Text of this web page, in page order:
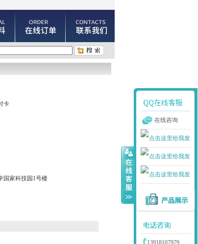
卡
国家科技园1号楼
在线咨询
13918107979